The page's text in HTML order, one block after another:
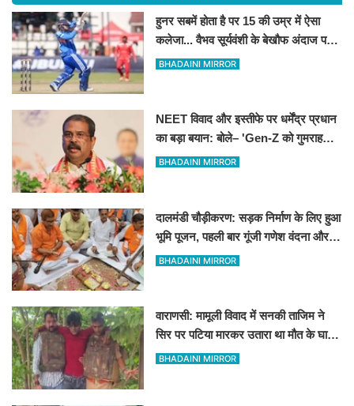
हुनर सबमें होता है पर 15 की उम्र में ऐसा
कलेजा... वैभव सूर्यवंशी के बेखौफ अंदाज पर
फिदा हुए शिखर धवन
BHADAINI MIRROR
NEET विवाद और इस्तीफे पर धर्मेंद्र प्रधान
का बड़ा बयान: बोले– 'Gen-Z को गुमराह
करने की हुई कोशिश'
BHADAINI MIRROR
दालमंडी चौड़ीकरण: सड़क निर्माण के लिए हुआ
भूमि पूजन, पहली बार गूंजी गणेश वंदना और
'हर-हर महादेव' का उद्घोष
BHADAINI MIRROR
वाराणसी: मामूली विवाद में सनकी ताजिम ने
सिर पर पटिया मारकर उतारा था मौत के घाट,
पत्नी रहती है मायके, जानें पूरा घटनाक्रम
BHADAINI MIRROR